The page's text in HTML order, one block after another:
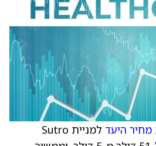
מחיר היעד
למניית Sutro